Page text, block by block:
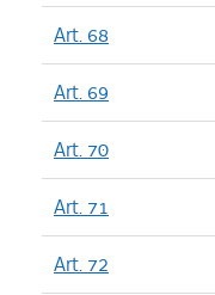
Art. 68
Art. 69
Art. 70
Art. 71
Art. 72